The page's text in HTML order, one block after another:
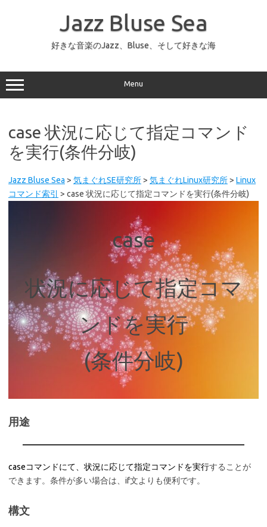
ッ
プ
Jazz Bluse Sea
好きな音楽のJazz、Bluse、そして好きな海
Menu
case 状況に応じて指定コマンド
を実行(条件分岐)
Jazz Bluse Sea > 気まぐれSE研究所> 気まぐれLinux研究所> Linux
コマンド索引
> case 状況に応じて指定コマンドを実行(条件分岐)
case
状況に応じて指定コマ
ンドを実行
(条件分岐)
用途
caseコマンドにて、状況に応じて指定コマンドを実行することが
できます。条件が多い場合は、if文よりも便利です。
構文